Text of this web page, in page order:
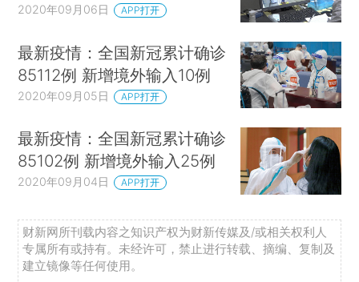
2020年09月06日 APP打开
最新疫情：全国新冠累计确诊
85112例 新增境外输入10例
2020年09月05日 APP打开
最新疫情：全国新冠累计确诊
85102例 新增境外输入25例
2020年09月04日 APP打开
财新网所刊载内容之知识产权为财新传媒及/或相关权利人
专属所有或持有。未经许可，禁止进行转载、摘编、复制及
建立镜像等任何使用。